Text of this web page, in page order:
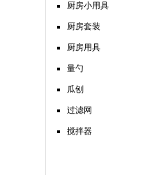
厨房小用具
厨房套装
厨房用具
量勺
瓜刨
过滤网
搅拌器